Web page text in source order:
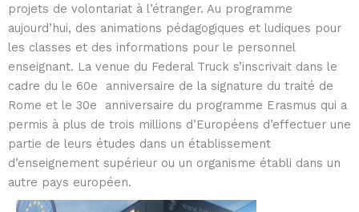
projets de volontariat à l’étranger. Au programme
aujourd’hui, des animations pédagogiques et ludiques pour
les classes et des informations pour le personnel
enseignant. La venue du Federal Truck s’inscrivait dans le
cadre du le 60e anniversaire de la signature du traité de
Rome et le 30e anniversaire du programme Erasmus qui a
permis à plus de trois millions d’Européens d’effectuer une
partie de leurs études dans un établissement
d’enseignement supérieur ou un organisme établi dans un
autre pays européen.